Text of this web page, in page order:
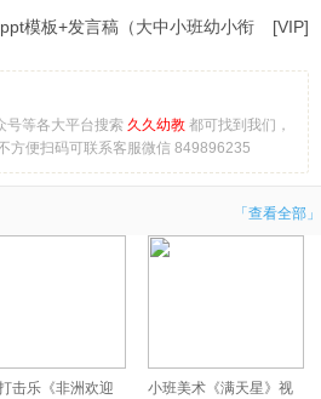
[VIP]
模板+发言稿（大中小班幼小衔
号等各大平台搜索 久久幼教 都可找到我们，
方便扫码可联系客服微信 849896235
「查看全部」
击乐《非洲欢迎
小班美术《满天星》视